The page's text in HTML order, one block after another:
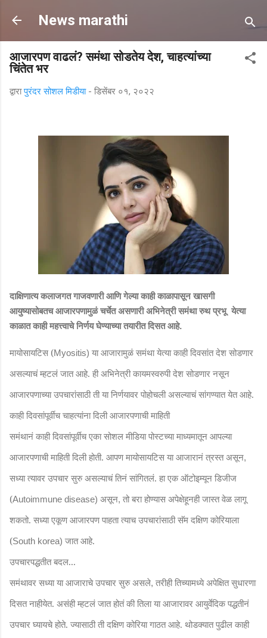
मुख्य सामग्रीवर वगळा
News marathi
आजारपण वाढलं? समंथा सोडतेय देश, चाहत्यांच्या
चिंतेत भर
द्वारापुरंदर सोशल मिडीया - डिसेंबर ०१, २०२२
दाक्षिणात्य कलाजगत गाजवणारी आणि गेल्या काही काळापासून खासगी
आयुष्यासोबतच आजारपणामुळं चर्चेत असणारी अभिनेत्री समंथा रुथ प्रभू येत्या
काळात काही महत्त्वाचे निर्णय घेण्याच्या तयारीत दिसत आहे.
मायोसायटिस (Myositis) या आजारामुळं समंथा येत्या काही दिवसांत देश सोडणार
असल्याचं म्हटलं जात आहे. ही अभिनेत्री कायमस्वरुपी देश सोडणार नसून
आजारपणाच्या उपचारांसाठी ती या निर्णयावर पोहोचली असल्याचं सांगण्यात येत आहे.
काही दिवसांपूर्वीच चाहत्यांना दिली आजारपणाची माहिती
समंथानं काही दिवसांपूर्वीच एका सोशल मीडिया पोस्टच्या माध्यमातून आपल्या
आजारपणाची माहिती दिली होती. आपण मायोसायटिस या आजारानं त्रस्त असून,
सध्या त्यावर उपचार सुरु असल्याचं तिनं सांगितलं. हा एक ऑटोइम्यून डिजीज
(Autoimmune disease) असून, तो बरा होण्यास अपेक्षेहूनही जास्त वेळ लागू
शकतो. सध्या एकूण आजारपण पाहता त्याच उपचारांसाठी सॅम दक्षिण कोरियाला
(South korea) जात आहे.
उपचारपद्धतीत बदल...
समंथावर सध्या या आजाराचे उपचार सुरु असले, तरीही तिच्यामध्ये अपेक्षित सुधारणा
दिसत नाहीयेत. असंही म्हटलं जात होतं की तिला या आजारावर आयुर्वेदिक पद्धतीनं
उपचार घ्यायचे होते. ज्यासाठी ती दक्षिण कोरिया गाठत आहे. थोडक्यात पुढील काही